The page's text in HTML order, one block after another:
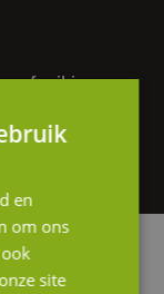
of wil je
contact
en
om ons
site